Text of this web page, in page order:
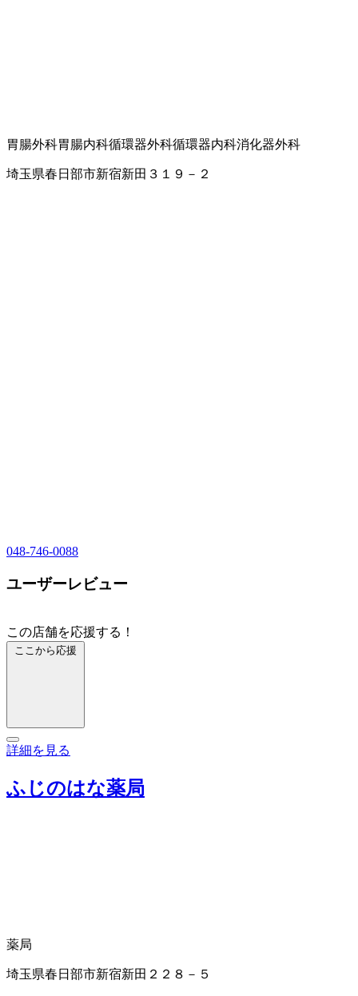
胃腸外科胃腸内科循環器外科循環器内科消化器外科
埼玉県春日部市新宿新田３１９－２
048-746-0088
ユーザーレビュー
この店舗を応援する！
ここから応援
詳細を見る
ふじのはな薬局
薬局
埼玉県春日部市新宿新田２２８－５